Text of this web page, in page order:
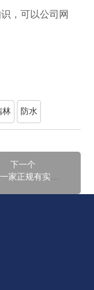
，可以公司网
林 防水
下一个